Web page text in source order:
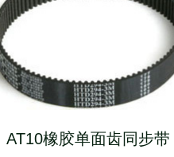
AT10橡胶单面齿同步带